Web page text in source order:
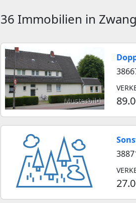
36 Immobilien in
Musterbild